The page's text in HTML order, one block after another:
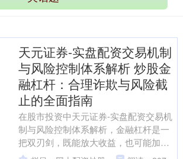
天元证券-实盘配资交易机制
与风险控制体系解析 炒股金
融杠杆：合理诈欺与风险截
止的全面指南
在股市投资中天元证券-实盘配资交易机
制与风险控制体系解析，金融杠杆是一
把双刃剑，既能放大收益，也可能加重
耗费。相连如何合理诈欺杠杆并灵验截